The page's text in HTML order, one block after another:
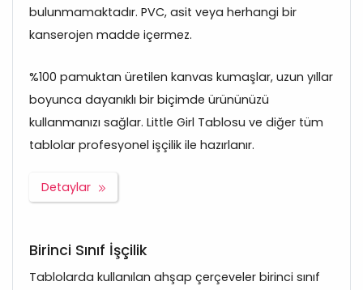
bulunmamaktadır. PVC, asit veya herhangi bir
kanserojen madde içermez.
%100 pamuktan üretilen kanvas kumaşlar, uzun yıllar
boyunca dayanıklı bir biçimde ürününüzü
kullanmanızı sağlar. Little Girl Tablosu ve diğer tüm
tablolar profesyonel işçilik ile hazırlanır.
Detaylar
Birinci Sınıf İşçilik
Tablolarda kullanılan ahşap çerçeveler birinci sınıf